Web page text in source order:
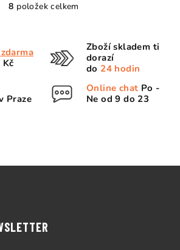
O
k
p
i
8 položek celkem
Zboží skladem ti
dorazí
do 24 hodin
Praze
Online chat Po -
Ne od 9 do 23